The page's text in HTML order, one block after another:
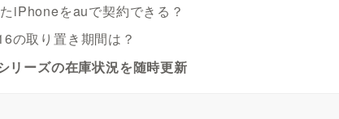
iPhoneをauで契約できる？
の取り置き期間は？
ーズの在庫状況を随時更新